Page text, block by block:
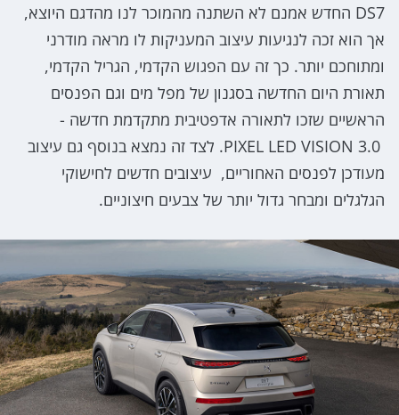
DS7 החדש אמנם לא השתנה מהמוכר לנו מהדגם היוצא,
אך הוא זכה לנגיעות עיצוב המעניקות לו מראה מודרני
ומתוחכם יותר. כך זה עם הפגוש הקדמי, הגריל הקדמי,
תאורת היום החדשה בסגנון של מפל מים וגם הפנסים
הראשיים שזכו לתאורה אדפטיבית מתקדמת חדשה -
PIXEL LED VISION 3.0. לצד זה נמצא בנוסף גם עיצוב
מעודכן לפנסים האחוריים, עיצובים חדשים לחישוקי
הגלגלים ומבחר גדול יותר של צבעים חיצוניים.